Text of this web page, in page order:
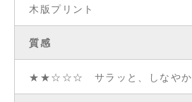
木版プリント
質感
★★☆☆☆ サラッと、しなやか